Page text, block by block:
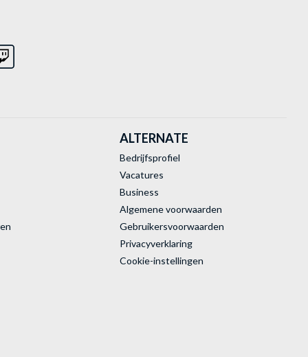
ALTERNATE
Bedrijfsprofiel
Vacatures
Business
Algemene voorwaarden
Gebruikersvoorwaarden
Privacyverklaring
Cookie-instellingen